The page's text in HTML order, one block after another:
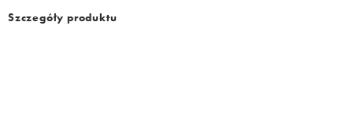
Szczegóły produktu